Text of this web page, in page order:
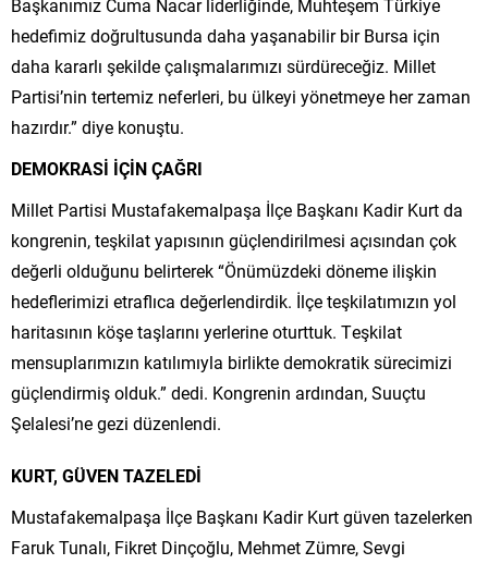
Başkanımız Cuma Nacar liderliğinde, Muhteşem Türkiye
hedefimiz doğrultusunda daha yaşanabilir bir Bursa için
daha kararlı şekilde çalışmalarımızı sürdüreceğiz. Millet
Partisi’nin tertemiz neferleri, bu ülkeyi yönetmeye her zaman
hazırdır.” diye konuştu.
DEMOKRASİ İÇİN ÇAĞRI
Millet Partisi Mustafakemalpaşa İlçe Başkanı Kadir Kurt da
kongrenin, teşkilat yapısının güçlendirilmesi açısından çok
değerli olduğunu belirterek “Önümüzdeki döneme ilişkin
hedeflerimizi etraflıca değerlendirdik. İlçe teşkilatımızın yol
haritasının köşe taşlarını yerlerine oturttuk. Teşkilat
mensuplarımızın katılımıyla birlikte demokratik sürecimizi
güçlendirmiş olduk.” dedi. Kongrenin ardından, Suuçtu
Şelalesi’ne gezi düzenlendi.
KURT, GÜVEN TAZELEDİ
Mustafakemalpaşa İlçe Başkanı Kadir Kurt güven tazelerken
Faruk Tunalı, Fikret Dinçoğlu, Mehmet Zümre, Sevgi